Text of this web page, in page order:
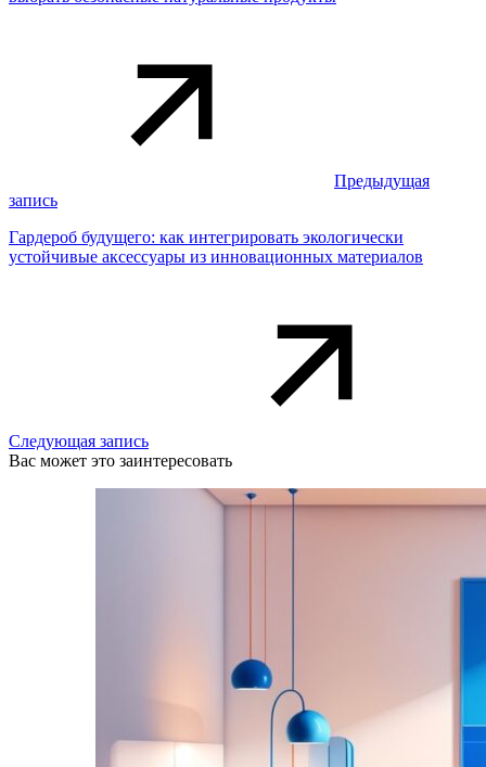
Предыдущая
запись
Гардероб будущего: как интегрировать экологически
устойчивые аксессуары из инновационных материалов
Следующая запись
Вас может это заинтересовать